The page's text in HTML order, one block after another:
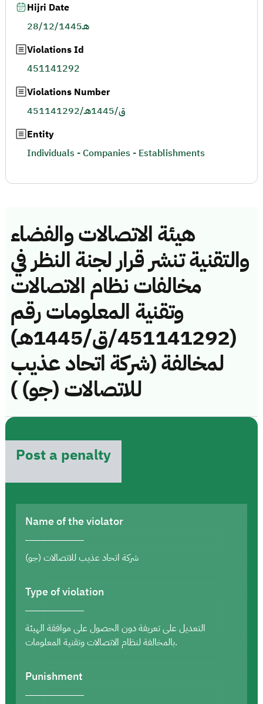
هيئة الاتصالات والفضاء
والتقنية تنشر قرار لجنة النظر في
مخالفات نظام الاتصالات
وتقنية المعلومات رقم
(451141292/ق/1445هـ)
لمخالفة (شركة اتحاد عذيب
للاتصالات (جو) )
Post a penalty
Name of the violator
شركة اتحاد عذيب للاتصالات (جو)
Type of violation
التعديل على تعريفة دون الحصول على موافقة الهيئة
بالمخالفة لنظام الاتصالات وتقنية المعلومات.
Punishment
Hijri Date
28/12/1445هـ
Violations Id
451141292
Violations Number
451141292/ق/1445هـ
Entity
Individuals - Companies - Establishments